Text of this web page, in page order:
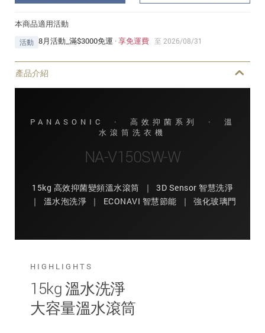
本商品適用活動
活動 8月活動_滿$3000免運 ·享免運費 至 2026/08/31
產品介紹
PANASONIC · 高效抑菌系列 · 溫
水滾筒洗衣機
NA-V150SW-W
15kg 高效抑菌變頻溫水滾筒 ｜ 3D Sensor 智慧洗淨
｜ 溫水泡洗淨 ｜ ECONAVI 智慧節能 ｜ 強化玻璃門
HIGHLIGHTS
15kg 溫水洗淨
大容量溫水滾筒